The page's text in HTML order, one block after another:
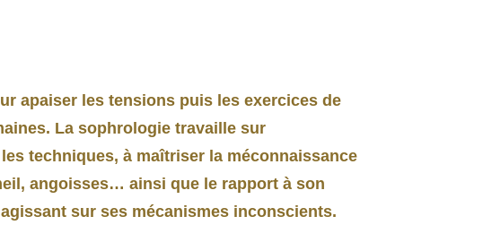
apaiser les tensions puis les exercices de
La sophrologie travaille sur
techniques, à maîtriser la méconnaissance
angoisses… ainsi que le rapport à son
sur ses mécanismes inconscients.